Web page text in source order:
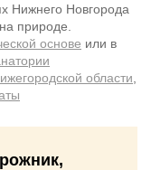
Нижнего Новгорода
природе.
основе или в
области